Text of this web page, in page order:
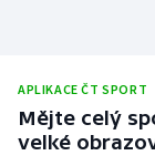
Ragby
APLIKACE ČT SPORT
Mějte celý
velké